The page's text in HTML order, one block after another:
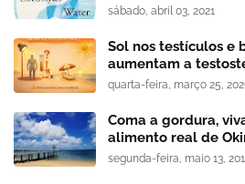
sábado, abril 03, 2021
Sol nos testículos e
aumentam a
quarta-feira, março 25,
Coma a gordura,
alimento real de
segunda-feira, maio 13,